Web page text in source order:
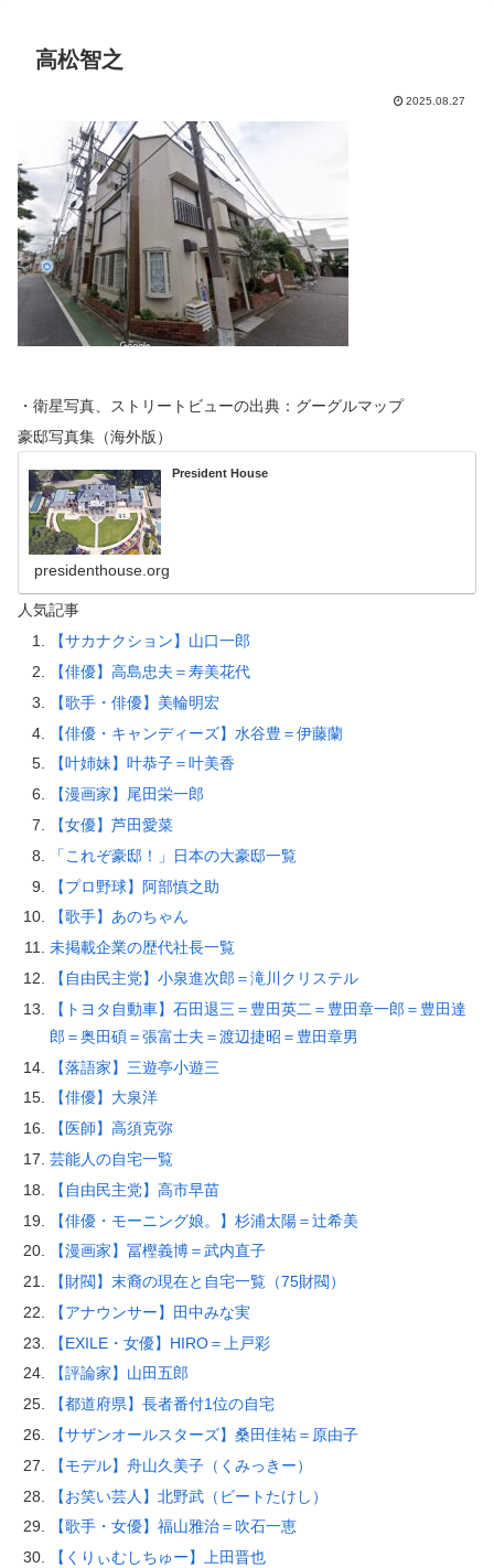
高松智之
2025.08.27
・衛星写真、ストリートビューの出典：グーグルマップ
豪邸写真集（海外版）
President House
presidenthouse.org
人気記事
【サカナクション】山口一郎
【俳優】高島忠夫＝寿美花代
【歌手・俳優】美輪明宏
【俳優・キャンディーズ】水谷豊＝伊藤蘭
【叶姉妹】叶恭子＝叶美香
【漫画家】尾田栄一郎
【女優】芦田愛菜
「これぞ豪邸！」日本の大豪邸一覧
【プロ野球】阿部慎之助
【歌手】あのちゃん
未掲載企業の歴代社長一覧
【自由民主党】小泉進次郎＝滝川クリステル
【トヨタ自動車】石田退三＝豊田英二＝豊田章一郎＝豊田達
郎＝奥田碩＝張富士夫＝渡辺捷昭＝豊田章男
【落語家】三遊亭小遊三
【俳優】大泉洋
【医師】高須克弥
芸能人の自宅一覧
【自由民主党】高市早苗
【俳優・モーニング娘。】杉浦太陽＝辻希美
【漫画家】冨樫義博＝武内直子
【財閥】末裔の現在と自宅一覧（75財閥）
【アナウンサー】田中みな実
【EXILE・女優】HIRO＝上戸彩
【評論家】山田五郎
【都道府県】長者番付1位の自宅
【サザンオールスターズ】桑田佳祐＝原由子
【モデル】舟山久美子（くみっきー）
【お笑い芸人】北野武（ビートたけし）
【歌手・女優】福山雅治＝吹石一恵
【くりぃむしちゅー】上田晋也